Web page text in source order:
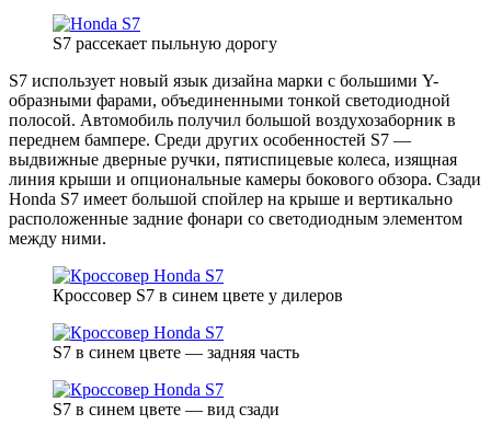
S7 рассекает пыльную дорогу
S7 использует новый язык дизайна марки с большими Y-
образными фарами, объединенными тонкой светодиодной
полосой. Автомобиль получил большой воздухозаборник в
переднем бампере. Среди других особенностей S7 —
выдвижные дверные ручки, пятиспицевые колеса, изящная
линия крыши и опциональные камеры бокового обзора. Сзади
Honda S7 имеет большой спойлер на крыше и вертикально
расположенные задние фонари со светодиодным элементом
между ними.
Кроссовер S7 в синем цвете у дилеров
S7 в синем цвете — задняя часть
S7 в синем цвете — вид сзади